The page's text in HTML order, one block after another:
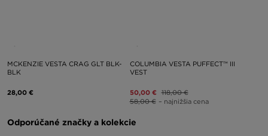
MCKENZIE VESTA CRAG GLT BLK-
BLK
28,00 €
COLUMBIA VESTA PUFFECT™ III
VEST
50,00 € 118,00 €
58,00 € – najnižšia cena
Odporúčané značky a kolekcie